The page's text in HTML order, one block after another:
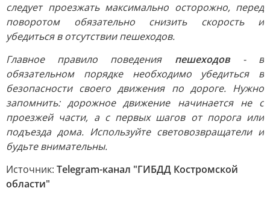
следует проезжать максимально осторожно, перед
поворотом обязательно снизить скорость и
убедиться в отсутствии пешеходов.
Главное правило поведения пешеходов- в
обязательном порядке необходимо убедиться в
безопасности своего движения по дороге. Нужно
запомнить: дорожное движение начинается не с
проезжей части, а с первых шагов от порога или
подъезда дома. Используйте световозвращатели и
будьте внимательны.
Источник: Telegram-канал "ГИБДД Костромской
области"